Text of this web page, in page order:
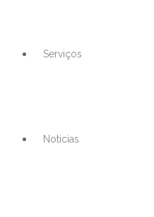
Serviços
Noticias